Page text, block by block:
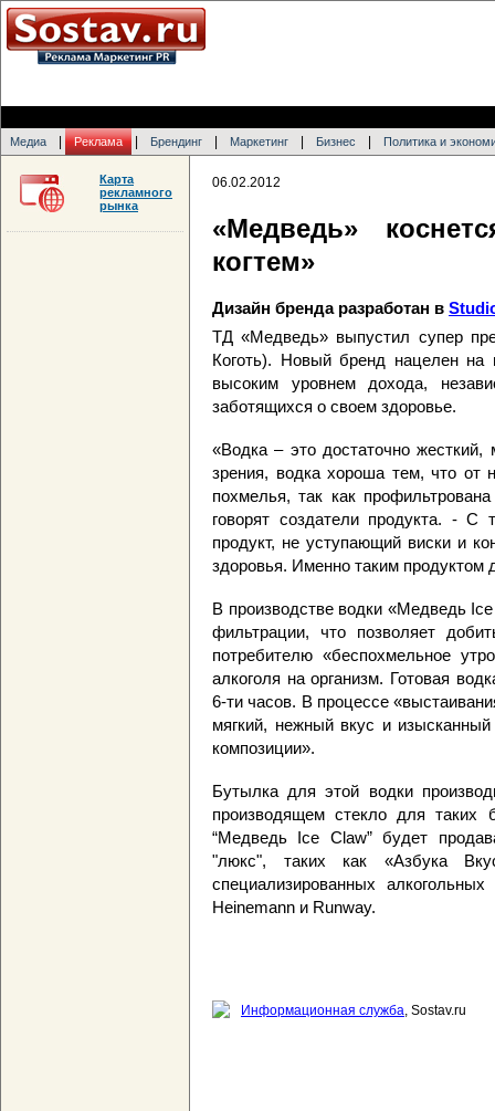
Медиа Реклама Брендинг Маркетинг Бизнес Политика и
06.02.2012
«Медведь»
когтем»
Дизайн бренда разработан в
ТД «Медведь» выпустил супер
Коготь). Новый бренд нацелен
высоким уровнем дохода,
заботящихся о своем здоровье.
«Водка – это достаточно
зрения, водка хороша тем, что от
похмелья, так как
говорят создатели продукта. - С
продукт, не уступающий виски и
здоровья. Именно таким
В производстве водки «Медведь
фильтрации, что позволяет
потребителю «беспохмельное
алкоголя на организм. Готовая
6-ти часов. В процессе
мягкий, нежный вкус и
композиции».
Бутылка для этой водки
производящем стекло для таких
“Медведь Ice Claw” будет
"люкс", таких как «Азбука
специализированных
Heinemann и Runway.
Информационная служба, Sostav.ru
Карта
рекламного
рынка